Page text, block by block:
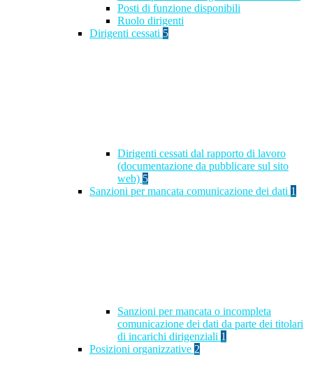
Posti di funzione disponibili
Ruolo dirigenti
Dirigenti cessati 5
Dirigenti cessati dal rapporto di lavoro
(documentazione da pubblicare sul sito
web) 5
Sanzioni per mancata comunicazione dei dati 1
Sanzioni per mancata o incompleta
comunicazione dei dati da parte dei titolari
di incarichi dirigenziali 1
Posizioni organizzative 2